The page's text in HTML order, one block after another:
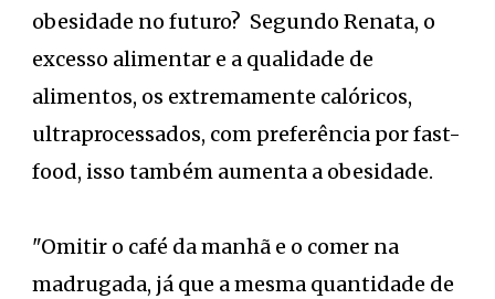
obesidade no futuro? Segundo Renata, o
excesso alimentar e a qualidade de
alimentos, os extremamente calóricos,
ultraprocessados, com preferência por fast-
food, isso também aumenta a obesidade.
"Omitir o café da manhã e o comer na
madrugada, já que a mesma quantidade de